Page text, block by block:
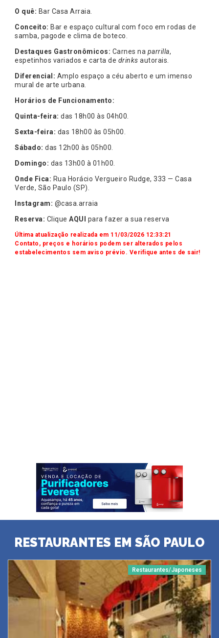
O quê: Bar Casa Arraia.
Conceito: Bar e espaço cultural com foco em rodas de
samba, pagode e clima de boteco.
Destaques Gastronômicos: Carnes na parrilla,
espetinhos variados e carta de drinks autorais.
Diferencial: Amplo espaço a céu aberto e um imenso
mural de arte urbana.
Horários de Funcionamento:
Quinta-feira: das 18h00 às 04h00.
Sexta-feira: das 18h00 às 05h00.
Sábado: das 12h00 às 05h00.
Domingo: das 13h00 à 01h00.
Onde Fica: Rua Horácio Vergueiro Rudge, 333 — Casa
Verde, São Paulo (SP).
Instagram: @casa.arraia
Reserva: Clique AQUI para fazer a sua reserva
Última atualização realizada em 11/03/2026 12:33:21
Contato, preços e horários podem ser alterados pelos
estabelecimentos sem aviso prévio. Verifique antes de sair!
RESTAURANTES EM SÃO PAULO
Restaurantes/Japoneses